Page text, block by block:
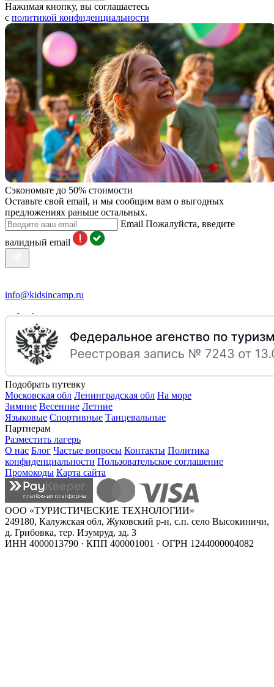
Нажимая кнопку, вы соглашаетесь
с политикой конфиденциальности
Сэкономьте до 50% стоимости
Оставьте свой email, и мы сообщим вам о выгодных
предложениях раньше остальных.
Email Пожалуйста, введите
валидный email
info@kidsincamp.ru
Подобрать путевку
Московская обл Ленинградская обл На море
Зимние Весенние Летние
Языковые Спортивные Танцевальные
Партнерам
Разместить лагерь
О нас Блог Частые вопросы Контакты Политика
конфиденциальности Пользовательское соглашение
Промокоды Карта сайта
ООО «ТУРИСТИЧЕСКИЕ ТЕХНОЛОГИИ»
249180, Калужская обл, Жуковский р-н, с.п. село Высокиничи,
д. Грибовка, тер. Изумруд, зд. 3
ИНН 4000013790 · КПП 400001001 · ОГРН 1244000004082